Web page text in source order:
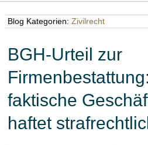
Blog Kategorien: Zivilrecht
BGH-Urteil zur
faktische
haftet